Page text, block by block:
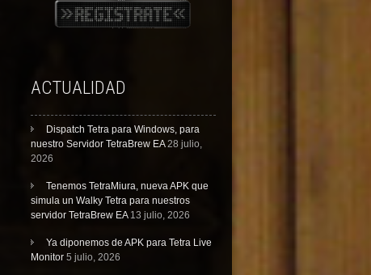
ACTUALIDAD
Dispatch Tetra para Windows, para
nuestro Servidor TetraBrew EA 28 julio,
2026
Tenemos TetraMiura, nueva APK que
simula un Walky Tetra para nuestros
servidor TetraBrew EA 13 julio, 2026
Ya diponemos de APK para Tetra Live
Monitor 5 julio, 2026